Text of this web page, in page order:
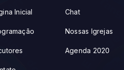
Inicial Chat
Nossas Igrejas
Agenda 2020